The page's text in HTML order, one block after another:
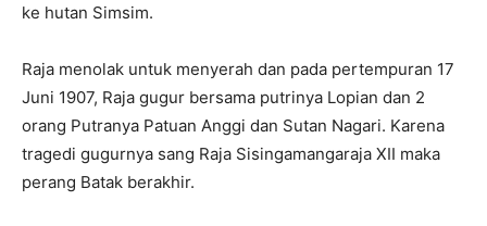
ke hutan Simsim.
Raja menolak untuk menyerah dan pada pertempuran 17
Juni 1907, Raja gugur bersama putrinya Lopian dan 2
orang Putranya Patuan Anggi dan Sutan Nagari. Karena
tragedi gugurnya sang Raja Sisingamangaraja XII maka
perang Batak berakhir.